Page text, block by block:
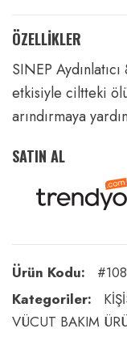
ÖZELLİKLER
SINEP
etkisiyle ciltteki
arındırmaya
SATIN AL
Ürün Kodu:
Kategoriler:
VÜCUT BAKIM